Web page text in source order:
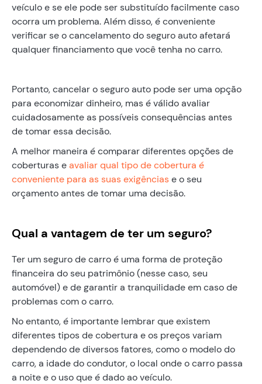
veículo e se ele pode ser substituído facilmente caso
ocorra um problema. Além disso, é conveniente
verificar se o cancelamento do seguro auto afetará
qualquer financiamento que você tenha no carro.
Portanto, cancelar o seguro auto pode ser uma opção
para economizar dinheiro, mas é válido avaliar
cuidadosamente as possíveis consequências antes
de tomar essa decisão.
A melhor maneira é comparar diferentes opções de
coberturas eavaliar qual tipo de cobertura é
conveniente para as suas exigênciase o seu
orçamento antes de tomar uma decisão.
Qual a vantagem de ter um seguro?
Ter um seguro de carro é uma forma de proteção
financeira do seu patrimônio (nesse caso, seu
automóvel) e de garantir a tranquilidade em caso de
problemas com o carro.
No entanto, é importante lembrar que existem
diferentes tipos de cobertura e os preços variam
dependendo de diversos fatores, como o modelo do
carro, a idade do condutor, o local onde o carro passa
a noite e o uso que é dado ao veículo.